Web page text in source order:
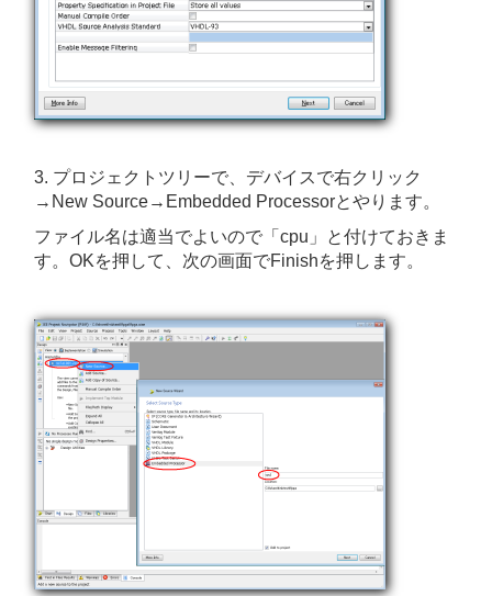
3. プロジェクトツリーで、デバイスで右クリック
→New Source→Embedded Processorとやります。
ファイル名は適当でよいので「cpu」と付けておきま
す。OKを押して、次の画面でFinishを押します。